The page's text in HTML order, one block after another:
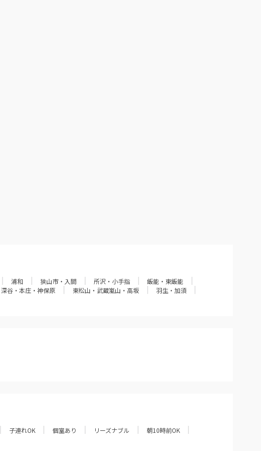
浦和 狭山市・入間 所沢・小手指
飯能・東飯能
深谷・本庄・神保原 東松山・武蔵嵐山・高坂
羽生・加須
子連れOK 個室あり リーズナブル
朝10時前OK